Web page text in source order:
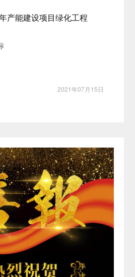
产能建设项目绿化工程
2021年07月15日